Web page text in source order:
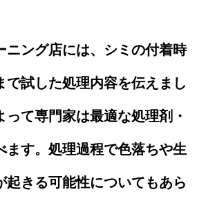
ニング店には、シミの付着時
で試した処理内容を伝えまし
って専門家は最適な処理剤・
ます。処理過程で色落ちや生
起きる可能性についてもあら